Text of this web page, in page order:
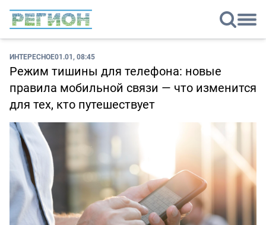
ИНТЕРЕСНОЕ01.01, 08:45
Режим тишины для телефона: новые
правила мобильной связи — что изменится
для тех, кто путешествует